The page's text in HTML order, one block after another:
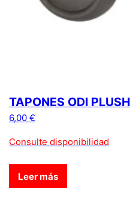
TAPONES ODI
6,00 €
Consulte disponibilidad
Leer más